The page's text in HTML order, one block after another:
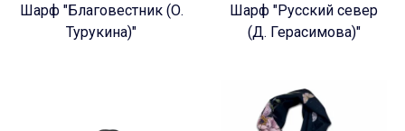
Шарф "Благовестник (О.
Турукина)"
Шарф "Русский север
(Д. Герасимова)"